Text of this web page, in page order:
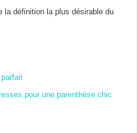
la définition la plus désirable du
parfait
pour une parenthèse chic